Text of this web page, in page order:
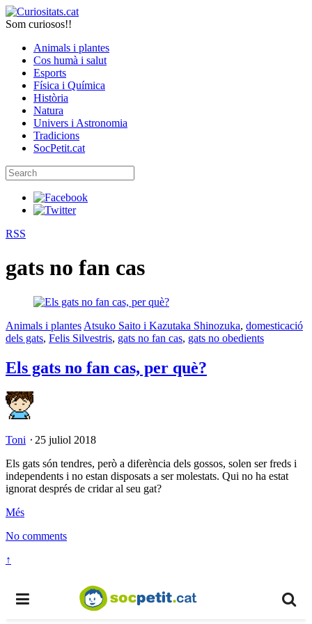
Som curiosos!!
Animals i plantes
Cos humà i salut
Esports
Física i Química
Història
Natura
Univers i Astronomia
Tradicions
SocPetit.cat
RSS
gats no fan cas
Animals i plantes Atsuko Saito i Kazutaka Shinozuka, domesticació
dels gats, Felis Silvestris, gats no fan cas, gats no obedients
Els gats no fan cas, per què?
Toni ⋅ 25 juliol 2018
Els gats són tendres, però a diferència dels gossos, solen ser freds i
independents i no estan disposats a ser molestats. Qui no ha estat
ignorat després de cridar al seu gat?
Més
No comments
↑